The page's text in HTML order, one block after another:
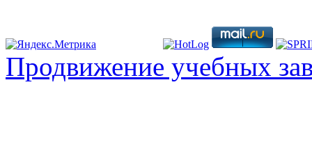
Продвижение учебных